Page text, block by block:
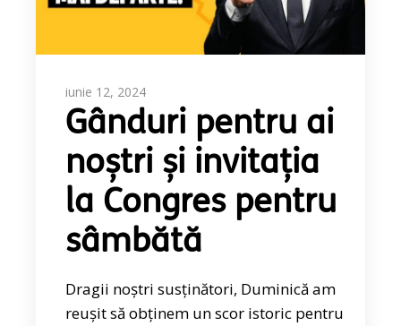
iunie 12, 2024
Gânduri pentru ai
noștri și invitația
la Congres pentru
sâmbătă
Dragii noștri susținători, Duminică am
reușit să obținem un scor istoric pentru